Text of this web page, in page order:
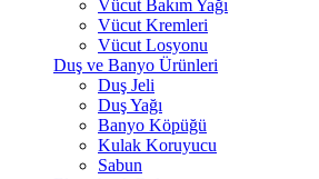
Vücut Bakım Yağı
Vücut Kremleri
Vücut Losyonu
Duş ve Banyo Ürünleri
Duş Jeli
Duş Yağı
Banyo Köpüğü
Kulak Koruyucu
Sabun